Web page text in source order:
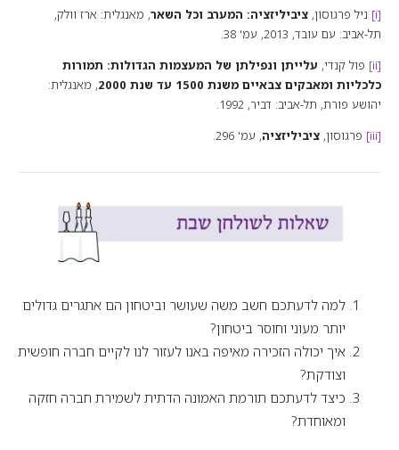
[i] ניל פרגוסון, ציביליזציה: המערב וכל השאר, מאנגלית: ארז וולק,
תל-אביב: עם עובד, 2013, עמ' 38.
[ii]
פול קנדי, עלייתן ונפילתן של המעצמות הגדולות: תמורות
כלכליות ומאבקים צבאיים משנת 1500 עד שנת 2000
, מאנגלית:
יהושע פורת, תל-אביב: דביר, 1992.
[iii]
פרגוסון, ציביליזציה, עמ' 296.
למה לדעתכם חשב משה שעושר וביטחון הם אתגרים גדולים
יותר מעוני וחוסר ביטחון?
איך יכולה הזכירה מאיפה באנו לעזור לנו לקיים חברה חופשית
וצודקת?
כיצד לדעתכם תורמת האמונה הדתית לשמירת חברה חזקה
ומאוחדת?